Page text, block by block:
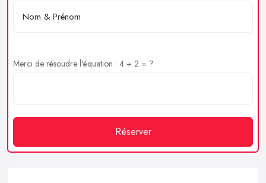
Merci de résoudre l'équation : 4 + 2 = ?
Réserver